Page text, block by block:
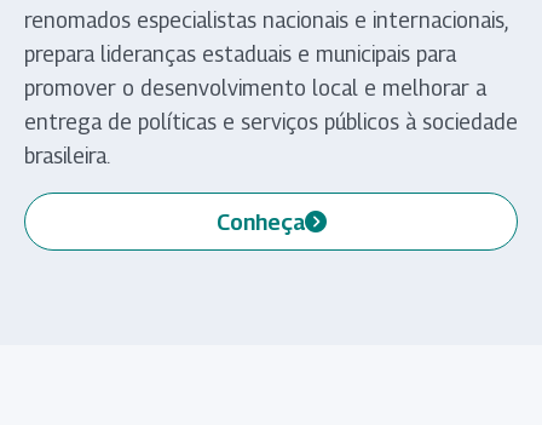
renomados especialistas nacionais e internacionais,
prepara lideranças estaduais e municipais para
promover o desenvolvimento local e melhorar a
entrega de políticas e serviços públicos à sociedade
brasileira.
Conheça
(abre em nova aba)